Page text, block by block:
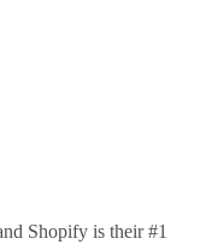
Shopify is their #1